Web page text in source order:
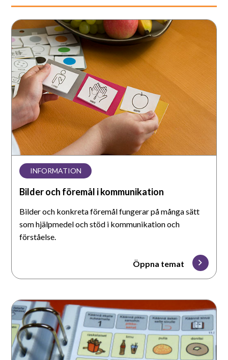
Bilder
och
föremål
i
kommunikation
INFORMATION
Bilder och föremål i kommunikation
Bilder och konkreta föremål fungerar på många sätt
som hjälpmedel och stöd i kommunikation och
förståelse.
Öppna temat
Kommunikation
med
ett
hjälpmedel